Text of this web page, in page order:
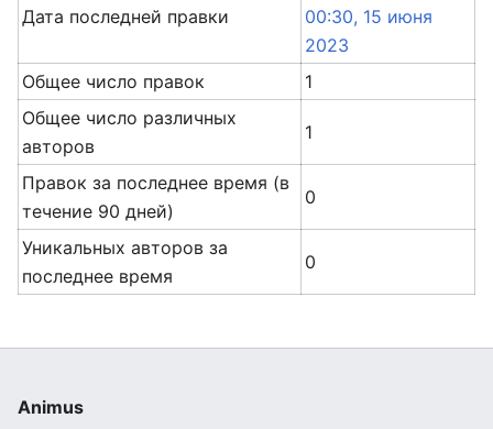
Дата последней правки
00:30, 15 июня
2023
Общее число правок
1
Общее число различных
авторов
1
Правок за последнее время (в
течение 90 дней)
0
Уникальных авторов за
последнее время
0
Animus